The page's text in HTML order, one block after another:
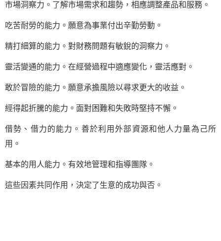
市場洞察力。了解市場需求和趨勢，相應調整產品和服務。
吃苦耐勞的能力。願意為事業付出辛勤勞動。
精打細算的能力。對財務問題有敏銳的洞察力。
靈活變通的能力。在經營過程中適應變化，靈活應對。
敢於冒險的能力。願意承擔風險以尋求更大的收益。
經得起折騰的能力。面對困難和失敗時堅持不懈。
借勢、借力的能力。善於利用外部資源和他人力量為己所
用。
基本的用人能力。有效地管理和指導團隊。
這些因素共同作用，決定了生意的成功與否。